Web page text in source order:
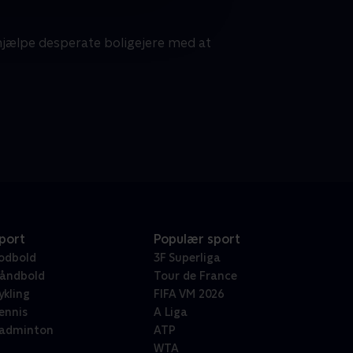
desperate boligejere med at
Populær sport
3F Superliga
Tour de France
FIFA VM 2026
A Liga
ATP
WTA